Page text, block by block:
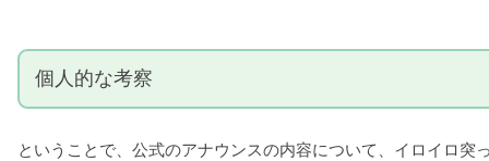
個人的な考察
ということで、公式のアナウンスの内容について、イロイロ